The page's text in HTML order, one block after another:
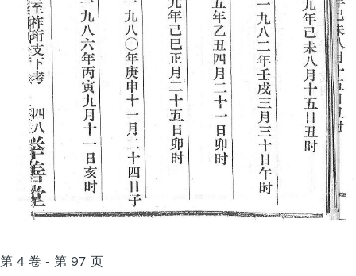
第 4 卷 - 第 97 页